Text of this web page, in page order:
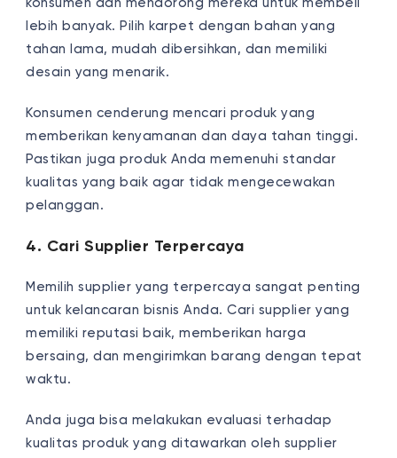
konsumen dan mendorong mereka untuk membeli
lebih banyak. Pilih karpet dengan bahan yang
tahan lama, mudah dibersihkan, dan memiliki
desain yang menarik.
Konsumen cenderung mencari produk yang
memberikan kenyamanan dan daya tahan tinggi.
Pastikan juga produk Anda memenuhi standar
kualitas yang baik agar tidak mengecewakan
pelanggan.
4. Cari Supplier Terpercaya
Memilih supplier yang terpercaya sangat penting
untuk kelancaran bisnis Anda. Cari supplier yang
memiliki reputasi baik, memberikan harga
bersaing, dan mengirimkan barang dengan tepat
waktu.
Anda juga bisa melakukan evaluasi terhadap
kualitas produk yang ditawarkan oleh supplier